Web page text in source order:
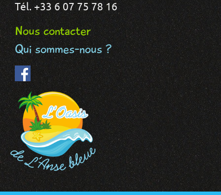
Tél. +33 6 07 75 78 16
Nous contacter
Qui sommes-nous ?
Facebook
(le
lien
est
externe)